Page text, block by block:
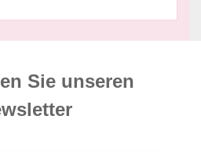
Sie unseren